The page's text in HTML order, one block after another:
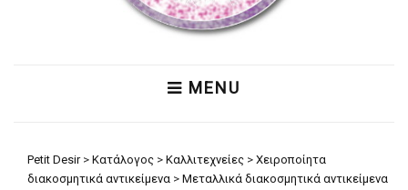
MENU
Petit Desir> Κατάλογος > Καλλιτεχνείες > Χειροποίητα
διακοσμητικά αντικείμενα > Μεταλλικά διακοσμητικά αντικείμενα